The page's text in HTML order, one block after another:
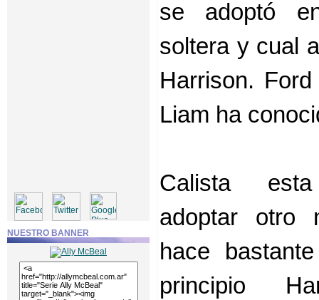
NUESTRO BANNER
se adoptó
soltera y cual
Harrison.
Liam ha
Calista
adoptar otro
hace
principio